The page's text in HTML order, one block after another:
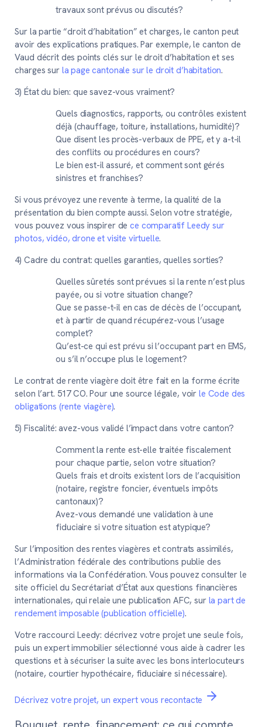
travaux sont prévus ou discutés?
Sur la partie “droit d’habitation” et charges, le canton peut
avoir des explications pratiques. Par exemple, le canton de
Vaud décrit des points clés sur le droit d’habitation et ses
charges sur la page cantonale sur le droit d’habitation.
3) État du bien: que savez-vous vraiment?
Quels diagnostics, rapports, ou contrôles existent
déjà (chauffage, toiture, installations, humidité)?
Que disent les procès-verbaux de PPE, et y a-t-il
des conflits ou procédures en cours?
Le bien est-il assuré, et comment sont gérés
sinistres et franchises?
Si vous prévoyez une revente à terme, la qualité de la
présentation du bien compte aussi. Selon votre stratégie,
vous pouvez vous inspirer dece comparatif Leedy sur
photos, vidéo, drone et visite virtuelle.
4) Cadre du contrat: quelles garanties, quelles sorties?
Quelles sûretés sont prévues si la rente n’est plus
payée, ou si votre situation change?
Que se passe-t-il en cas de décès de l’occupant,
et à partir de quand récupérez-vous l’usage
complet?
Qu’est-ce qui est prévu si l’occupant part en EMS,
ou s’il n’occupe plus le logement?
Le contrat de rente viagère doit être fait en la forme écrite
selon l’art. 517 CO. Pour une source légale, voir le Code des
obligations (rente viagère).
5) Fiscalité: avez-vous validé l’impact dans votre canton?
Comment la rente est-elle traitée fiscalement
pour chaque partie, selon votre situation?
Quels frais et droits existent lors de l’acquisition
(notaire, registre foncier, éventuels impôts
cantonaux)?
Avez-vous demandé une validation à une
fiduciaire si votre situation est atypique?
Sur l’imposition des rentes viagères et contrats assimilés,
l’Administration fédérale des contributions publie des
informations via la Confédération. Vous pouvez consulter le
site officiel du Secrétariat d’État aux questions financières
internationales, qui relaie une publication AFC, sur la part de
rendement imposable (publication officielle).
Votre raccourci Leedy: décrivez votre projet une seule fois,
puis un expert immobilier sélectionné vous aide à cadrer les
questions et à sécuriser la suite avec les bons interlocuteurs
(notaire, courtier hypothécaire, fiduciaire si nécessaire).
Décrivez votre projet, un expert vous recontacte